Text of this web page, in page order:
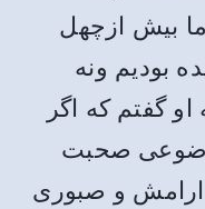
بیش ازچهل
بودیم ونه
گفتم که اگر
صحبت
ارامش و صبوری